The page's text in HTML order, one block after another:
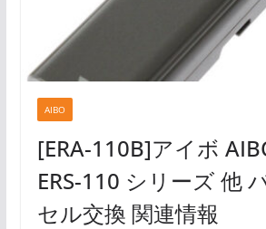
AIBO
[ERA-110B]アイボ
ERS-110 シリーズ 他
セル交換 関連情報